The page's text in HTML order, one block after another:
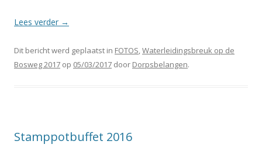
Lees verder →
Dit bericht werd geplaatst in FOTOS,Waterleidingsbreuk op de
Bosweg 2017 op 05/03/2017 door Dorpsbelangen.
Stamppotbuffet 2016